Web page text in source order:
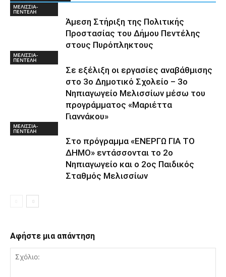
ΜΕΛΙΣΣΙΑ-
ΠΕΝΤΕΛΗ
Άμεση Στήριξη της Πολιτικής
Προστασίας του Δήμου Πεντέλης
στους Πυρόπληκτους
ΜΕΛΙΣΣΙΑ-
ΠΕΝΤΕΛΗ
Σε εξέλιξη οι εργασίες αναβάθμισης
στο 3ο Δημοτικό Σχολείο – 3ο
Νηπιαγωγείο Μελισσίων μέσω του
προγράμματος «Μαριέττα
Γιαννάκου»
ΜΕΛΙΣΣΙΑ-
ΠΕΝΤΕΛΗ
Στο πρόγραμμα «ΕΝΕΡΓΩ ΓΙΑ ΤΟ
ΔΗΜΟ» εντάσσονται το 2ο
Νηπιαγωγείο και ο 2ος Παιδικός
Σταθμός Μελισσίων
Αφήστε μια απάντηση